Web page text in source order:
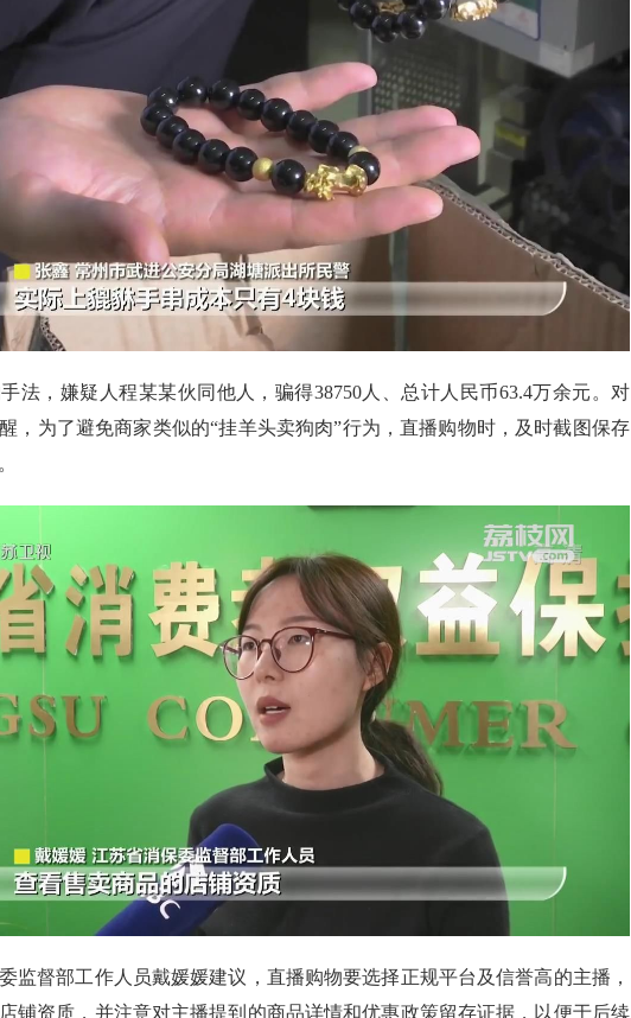
，嫌疑人程某某伙同他人，骗得38750人、总计人民币63.4万余元。对
，为了避免商家类似的“挂羊头卖狗肉”行为，直播购物时，及时截图保存
督部工作人员戴媛媛建议，直播购物要选择正规平台及信誉高的主播，
铺资质，并注意对主播提到的商品详情和优惠政策留存证据，以便于后续